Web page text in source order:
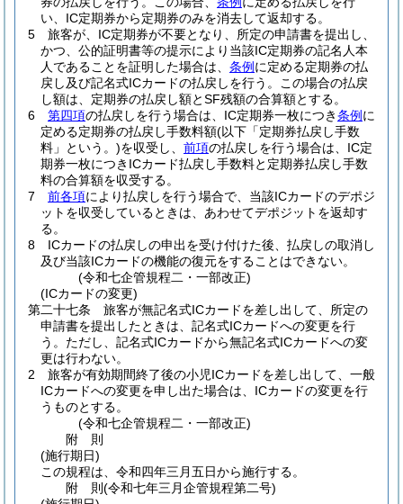
い、IC定期券から定期券のみを消去して返却する。
5
旅客が、IC定期券が不要となり、所定の申請書を提出し、
かつ、公的証明書等の提示により当該IC定期券の記名人本
人であることを証明した場合は、 条例 に定める定期券の払
戻し及び記名式ICカードの払戻しを行う。
この場合の払戻
し額は、定期券の払戻し額とSF残額の合算額とする。
6
第四項の払戻しを行う場合は、IC定期券一枚につき条例 に
定める定期券の払戻し手数料額(以下「定期券払戻し手数
料」という。)を収受し、 前項の払戻しを行う場合は、IC定
期券一枚につきICカード払戻し手数料と定期券払戻し手数
料の合算額を収受する。
7
前各項により払戻しを行う場合で、当該ICカードのデポジ
ットを収受しているときは、あわせてデポジットを返却す
る。
8
ICカードの払戻しの申出を受け付けた後、払戻しの取消し
及び当該ICカードの機能の復元をすることはできない。
(令和七企管規程二・一部改正)
(ICカードの変更)
第二十七条
旅客が無記名式ICカードを差し出して、所定の
申請書を提出したときは、記名式ICカードへの変更を行
う。 ただし、記名式ICカードから無記名式ICカードへの変
更は行わない。
2
旅客が有効期間終了後の小児ICカードを差し出して、一般
ICカードへの変更を申し出た場合は、ICカードの変更を行
うものとする。
(令和七企管規程二・一部改正)
附 則
(施行期日)
この規程は、令和四年三月五日から施行する。
附 則(令和七年三月企管規程第二号)